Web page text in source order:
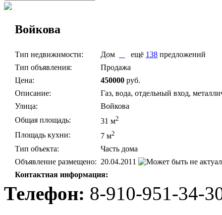
Войкова
Тип недвижимости: Дом ещё 138 предложений
Тип объявления:
Продажа
Цена:
450000 руб.
Описание:
Газ, вода, отдельный вход,
Улица:
Войкова
Общая площадь:
31 м2
Площадь кухни: 7 м2
Тип объекта:
Часть дома
Объявление размещено: 20.04.2011
Контактная информация:
Телефон: 8-910-951-34-